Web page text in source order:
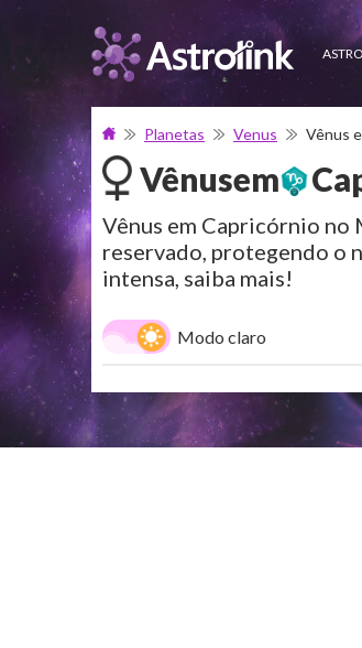
Planetas Venus Vênus
Vênusem
Vênus em Capricórnio no
reservado, protegendo o
intensa, saiba mais!
Modo claro